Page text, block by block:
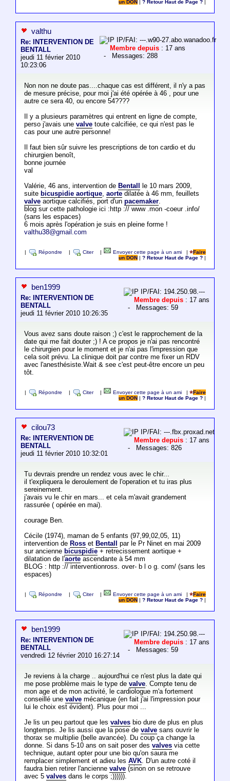
un DON |? Retour Haut de Page ?
valthu
Re: INTERVENTION DE
BENTALL
jeudi 11 février 2010
10:23:06
IP/FAI: ---.w90-27.abo.wanadoo.fr
Membre depuis : 17 ans
- Messages: 288
Non non ne doute pas....chaque cas est différent, il n'y a pas
de mesure précise, pour moi j'ai été opérée à 46 , pour une
autre ce sera 40, ou encore 54????
Il y a plusieurs paramètres qui entrent en ligne de compte,
perso j'avais une valvetoute calcifiée, ce qui n'est pas le
cas pour une autre personne!
Il faut bien sûr suivre les prescriptions de ton cardio et du
chirurgien benoît,
bonne journée
val
Valérie, 46 ans, intervention de Bentall
le 10 mars 2009,
suite bicuspidie aortique, aortedilatée à 46 mm, feuillets
valveaortique calcifiés, port d'un pacemaker.
blog sur cette pathologie ici :http :// www .mon -coeur .info/
(sans les espaces)
6 mois après l'opération je suis en pleine forme !
valthu38@gmail.com
Répondre Citer Envoyer cette page à un ami |
Faire
un DON
|? Retour Haut de Page ?
ben1999
Re: INTERVENTION DE
BENTALL
jeudi 11 février 2010 10:26:35
IP/FAI: 194.250.98.---
Membre depuis : 17 ans
- Messages: 59
Vous avez sans doute raison ;) c'est le rapprochement de la
date qui me fait douter ;) ! A ce propos je n'ai pas rencontré
le chirurgien pour le moment et je n'ai pas l'impression que
cela soit prévu. La clinique doit par contre me fixer un RDV
avec l'anesthésiste.Wait & see c'est peut-être encore un peu
tôt.
Répondre Citer Envoyer cette page à un ami |
Faire
un DON
|? Retour Haut de Page ?
cilou73
Re: INTERVENTION DE
BENTALL
jeudi 11 février 2010 10:32:01
IP/FAI: ---.fbx.proxad.net
Membre depuis : 17 ans
- Messages: 826
Tu devrais prendre un rendez vous avec le chir...
il t'expliquera le deroulement de l'operation et tu iras plus
sereinement.
j'avais vu le chir en mars... et cela m'avait grandement
rassurée ( opérée en mai).
courage Ben.
Cécile (1974), maman de 5 enfants (97,99,02,05, 11)
intervention de Rosset Bentall
par le Pr Ninet en mai 2009
sur ancienne bicuspidie+ retrecissement aortique +
dilatation de l'aorteascendante à 54 mm
BLOG : http :// interventionross. over- b l o g. com/ (sans les
espaces)
Répondre Citer Envoyer cette page à un ami |
Faire
un DON
|? Retour Haut de Page ?
ben1999
Re: INTERVENTION DE
BENTALL
vendredi 12 février 2010 16:27:14
IP/FAI: 194.250.98.---
Membre depuis : 17 ans
- Messages: 59
Je reviens à la charge .. aujourd'hui ce n'est plus la date qui
me pose problème mais le type de valve. Compte tenu de
mon age et de mon activité, le cardiologue m'a fortement
conseillé une valvemécanique (en fait j'ai l'impression pour
lui le choix est évident). Plus pour moi ...
Je lis un peu partout que les valvesbio dure de plus en plus
longtemps. Je lis aussi que la pose de valvesans ouvrir le
thorax se multiplie (belle avancée). Du coup ça change la
donne. Si dans 5-10 ans on sait poser des valvesvia cette
technique, autant opter pour une bio qu'on saura me
remplacer simplement et adieu les AVK. D'un autre coté il
faudra bien retirer l'ancienne valve(sinon on se retrouve
avec 5 valvesdans le corps ;)))))).